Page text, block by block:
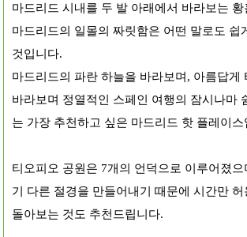
마드리드 시내를 두 발 아래에서 바라보는
마드리드의 일몰의 짜릿함은 어떤 말로도 쉽
것입니다.
마드리드의 파란 하늘을 바라보며, 아름답게
바라보며 정열적인 스페인 여행의 잠시나마
는 가장 추천하고 싶은 마드리드 핫 플레이스
티오피오 공원은 7개의 언덕으로 이루어졌
기 다른 절경을 만들어내기 때문에 시간만
돌아보는 것도 추천드립니다.